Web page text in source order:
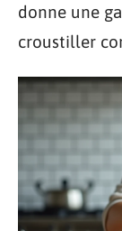
donne une
croustiller